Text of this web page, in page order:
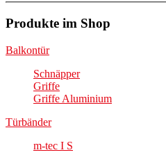
Produkte im Shop
Balkontür
Schnäpper
Griffe
Griffe Aluminium
Türbänder
m-tec I S